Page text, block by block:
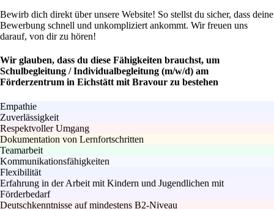
Bewirb dich direkt über unsere Website! So stellst du sicher, dass deine
Bewerbung schnell und unkompliziert ankommt. Wir freuen uns
darauf, von dir zu hören!
Wir glauben, dass du diese Fähigkeiten brauchst, um
Schulbegleitung / Individualbegleitung (m/w/d) am
Förderzentrum in Eichstätt mit Bravour zu bestehen
Empathie
Zuverlässigkeit
Respektvoller Umgang
Dokumentation von Lernfortschritten
Teamarbeit
Kommunikationsfähigkeiten
Flexibilität
Erfahrung in der Arbeit mit Kindern und Jugendlichen mit
Förderbedarf
Deutschkenntnisse auf mindestens B2-Niveau